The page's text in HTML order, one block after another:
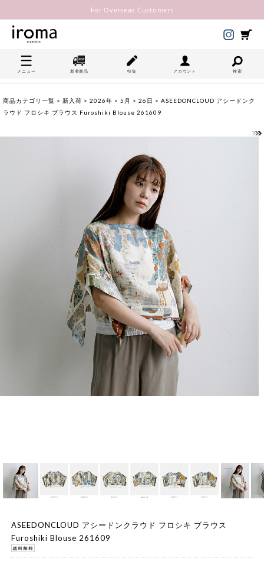
For Overseas Customers
メニュー 新着商品 特集 アカウント 検索
商品カテゴリ一覧 > 新入荷 > 2026年 > 5月 > 26日 > ASEEDONCLOUD アシードンク
ラウド フロシキ ブラウス Furoshiki Blouse 261609
ASEEDONCLOUD アシードンクラウド フロシキ ブラウス
Furoshiki Blouse 261609